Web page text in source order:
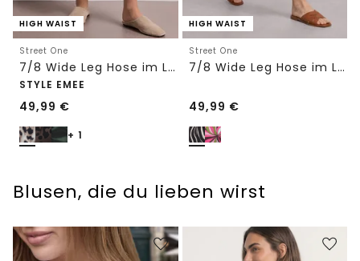
HIGH WAIST
Street One
7/8 Wide Leg Hose im Loose Fit mit Print
STYLE EMEE
49,99 €
+ 1
HIGH WAIST
Street One
7/8 Wide Leg Hose im Loose Fit
49,99 €
Blusen, die du lieben wirst